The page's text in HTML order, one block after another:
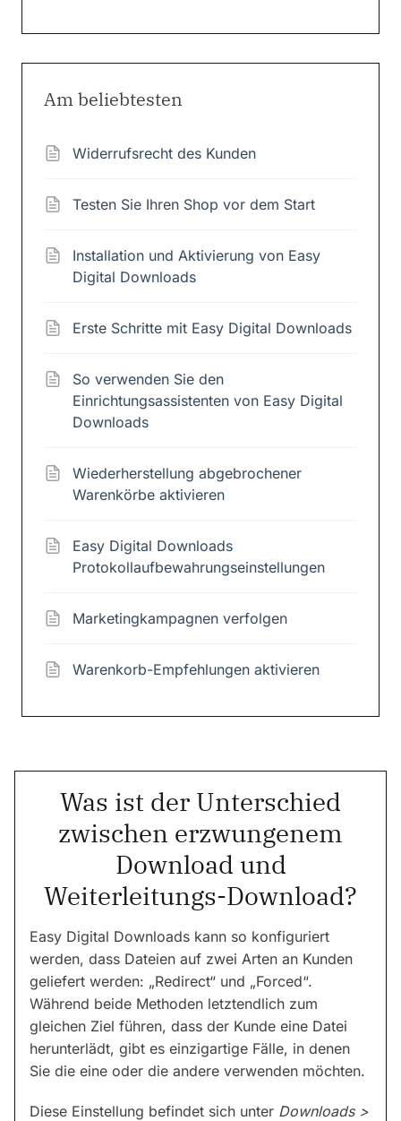
Am beliebtesten
Widerrufsrecht des Kunden
Testen Sie Ihren Shop vor dem Start
Installation und Aktivierung von Easy
Digital Downloads
Erste Schritte mit Easy Digital Downloads
So verwenden Sie den
Einrichtungsassistenten von Easy Digital
Downloads
Wiederherstellung abgebrochener
Warenkörbe aktivieren
Easy Digital Downloads
Protokollaufbewahrungseinstellungen
Marketingkampagnen verfolgen
Warenkorb-Empfehlungen aktivieren
Was ist der Unterschied
zwischen erzwungenem
Download und
Weiterleitungs-Download?
Easy Digital Downloads kann so konfiguriert
werden, dass Dateien auf zwei Arten an Kunden
geliefert werden: „Redirect“ und „Forced“.
Während beide Methoden letztendlich zum
gleichen Ziel führen, dass der Kunde eine Datei
herunterlädt, gibt es einzigartige Fälle, in denen
Sie die eine oder die andere verwenden möchten.
Diese Einstellung befindet sich unter Downloads >